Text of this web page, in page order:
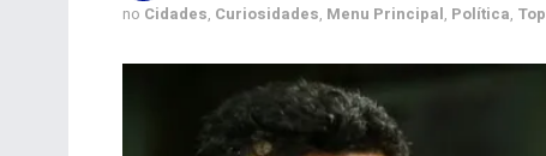
no Cidades, Curiosidades, Menu Principal, Política, Top